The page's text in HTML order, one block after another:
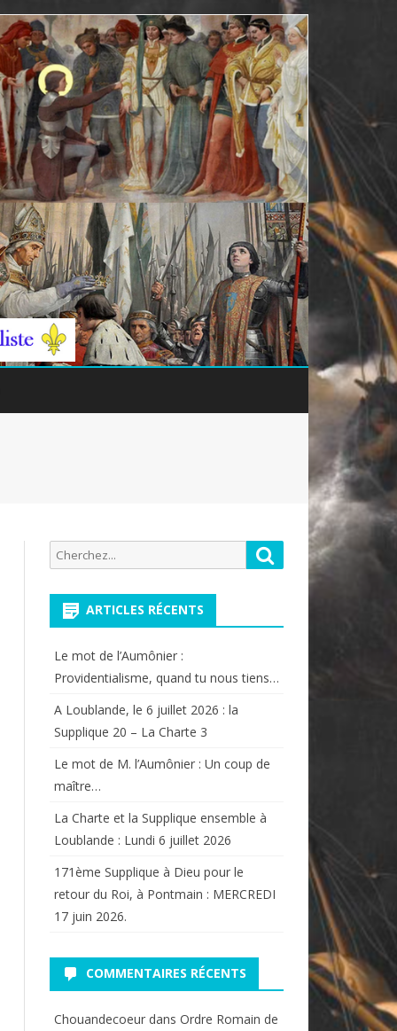
Recherche
pour:
Rechercher
ARTICLES RÉCENTS
Le mot de l’Aumônier :
Providentialisme, quand tu nous tiens…
A Loublande, le 6 juillet 2026 : la
Supplique 20 – La Charte 3
Le mot de M. l’Aumônier : Un coup de
maître…
La Charte et la Supplique ensemble à
Loublande : Lundi 6 juillet 2026
171ème Supplique à Dieu pour le
retour du Roi, à Pontmain : MERCREDI
17 juin 2026.
COMMENTAIRES RÉCENTS
Chouandecoeurdans Ordre Romain de